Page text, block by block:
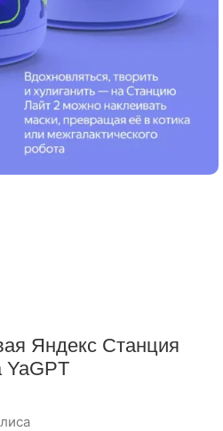
Яндекс Станция
YaGPT